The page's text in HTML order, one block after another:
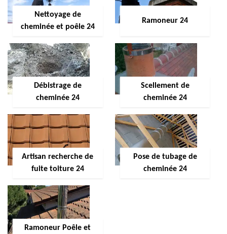
Nettoyage de
cheminée et poêle 24
Ramoneur 24
Débistrage de
cheminée 24
Scellement de
cheminée 24
Artisan recherche de
fuite toiture 24
Pose de tubage de
cheminée 24
Ramoneur Poêle et